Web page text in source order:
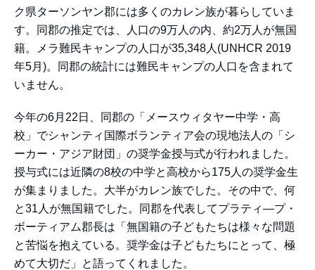
ク県ターソンヤン郡には多くのカレン族が暮らしていま
す。同郡の推定では、人口の9万人の内、約2万人が無国
籍。メラ難民キャンプの人口が35,348人(UNHCR 2019
年5月)。同郡の統計には難民キャンプの人口を含まれて
いません。
今年の6月22日、同郡の「メースウィタヤー中学・高
校」でシャンティ国際ボランティア会の現地法人の「シ
ーカー・アジア財団」の奨学金授与式が行われました。
授与式には近隣の8校の中学と高校から175人の奨学金生
が集まりました。大半がカレン族でした。その中で、何
と31人が無国籍でした。同郡を代表してプラティ―プ・
ボーティアム郡長は「無国籍の子どもたちは様々な問題
と苦悩を抱えている。奨学金は子どもたちにとって、極
めて大切だ」と語ってくれました。